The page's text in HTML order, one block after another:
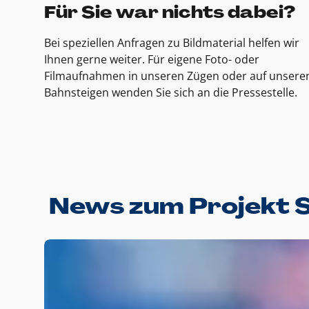
Für Sie war nichts dabei?
Bei speziellen Anfragen zu Bildmaterial helfen wir
Ihnen gerne weiter. Für eigene Foto- oder
Filmaufnahmen in unseren Zügen oder auf
Bahnsteigen wenden Sie sich an die Pressestelle.
News zum Projekt